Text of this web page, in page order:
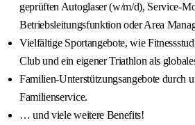
geprüften Autoglaser (w/m/d), Service-
Betriebsleitungsfunktion oder Area
Vielfältige Sportangebote, wie
Club und ein eigener Triathlon als
Familien-Unterstützungsangebote durch
Familienservice.
… und viele weitere Benefits!